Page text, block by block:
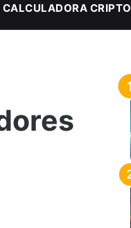
CALCULADORA CRIPTO